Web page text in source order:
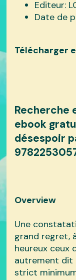
Editeur:
Date de
Télécharger
Recherche
ebook
désespoir
Overview
Une
grand regret,
heureux ceux
autrement dit
strict